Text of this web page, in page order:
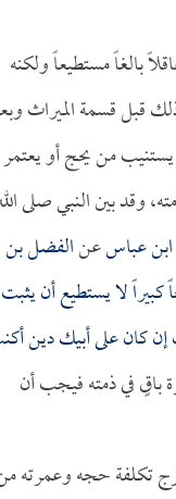
بالغاً مستطيعاً ولكنه
قبل قسمة الميراث
من يحج أو يعتمر
وقد بين النبي صلى
ابن عباسعنالفضل بن
لا يستطيع أن يثبت
إن كان على أبيك دين
باقٍ في ذمته فيجب أن
تكلفة حجه وعمرته